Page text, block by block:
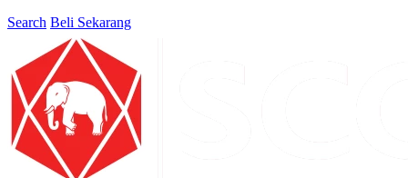
Search Beli Sekarang